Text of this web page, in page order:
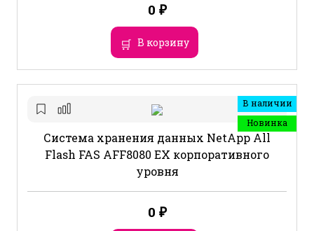
0 ₽
В корзину
В наличии
Новинка
Система хранения данных NetApp All
Flash FAS AFF8080 EX корпоративного
уровня
0 ₽